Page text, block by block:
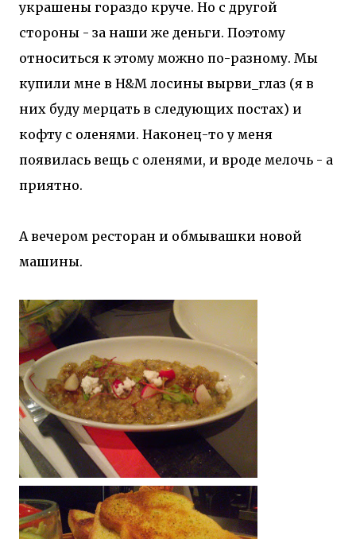
украшены гораздо круче. Но с другой
стороны - за наши же деньги. Поэтому
относиться к этому можно по-разному. Мы
купили мне в H&M лосины вырви_глаз (я в
них буду мерцать в следующих постах) и
кофту с оленями. Наконец-то у меня
появилась вещь с оленями, и вроде мелочь - а
приятно.
А вечером ресторан и обмывашки новой
машины.